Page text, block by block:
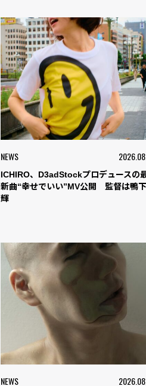
NEWS
ICHIRO、D3adStockプロデュースの
新曲“幸せでいい”MV公開 監督は鴨
輝
NEWS